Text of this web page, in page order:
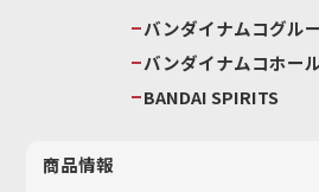
バンダイナムコグル
バンダイナムコホー
BANDAI SPIRITS
商品情報